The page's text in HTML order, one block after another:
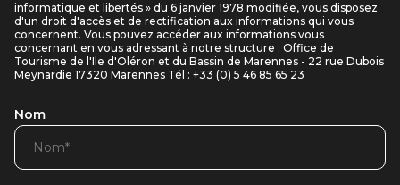
informatique et libertés » du 6 janvier 1978 modifiée, vous disposez
d'un droit d'accès et de rectification aux informations qui vous
concernent. Vous pouvez accéder aux informations vous
concernant en vous adressant à notre structure : Office de
Tourisme de l'Ile d'Oléron et du Bassin de Marennes - 22 rue Dubois
Meynardie 17320 Marennes Tél : +33 (0) 5 46 85 65 23
Nom